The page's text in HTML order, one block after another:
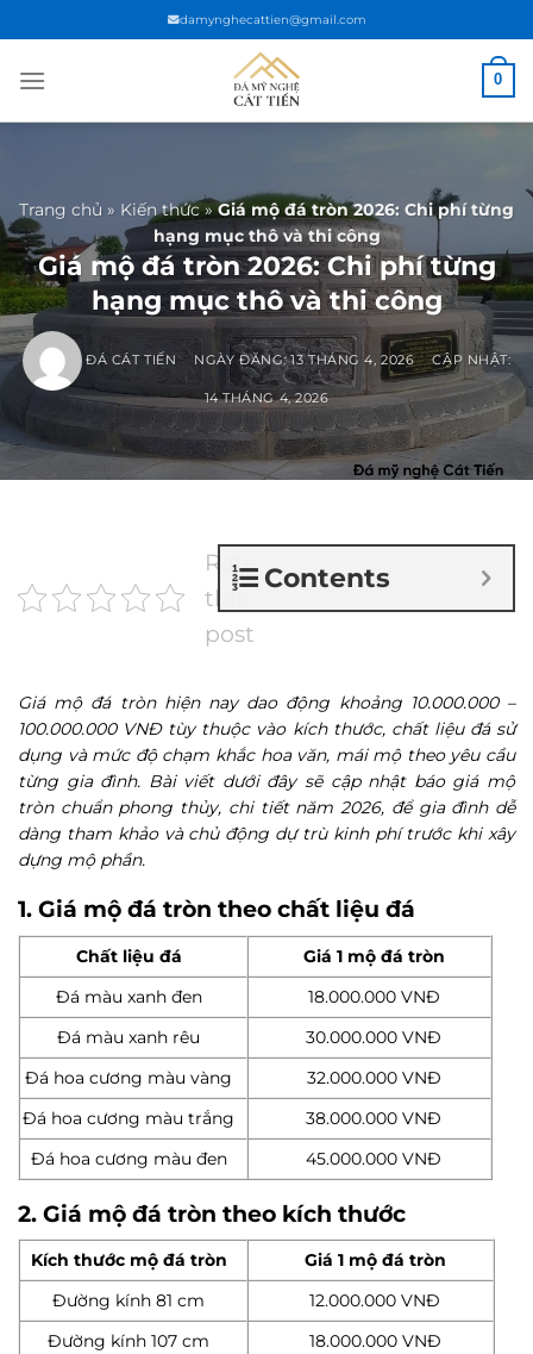
đến
nội
damynghecattien@gmail.com
0
Trang chủ » Kiến thức»Giá mộ đá tròn 2026: Chi phí từng
hạng mục thô và thi công
Giá mộ đá tròn 2026: Chi phí từng
hạng mục thô và thi công
ĐÁ CÁT TIẾN NGÀY ĐĂNG:13 THÁNG 4, 2026 CẬP NHẬT:
14 THÁNG 4, 2026
Contents
Rate
this
post
Giá mộ đá tròn hiện nay dao động khoảng 10.000.000 –
100.000.000 VNĐ tùy thuộc vào kích thước, chất liệu đá sử
dụng và mức độ chạm khắc hoa văn, mái mộ theo yêu cầu
từng gia đình. Bài viết dưới đây sẽ cập nhật báo giá mộ
tròn chuẩn phong thủy, chi tiết năm 2026, để gia đình dễ
dàng tham khảo và chủ động dự trù kinh phí trước khi xây
dựng mộ phần.
1. Giá mộ đá tròn theo chất liệu đá
Chất liệu đá
Giá 1 mộ đá tròn
Đá màu xanh đen
18.000.000 VNĐ
Đá màu xanh rêu
30.000.000 VNĐ
Đá hoa cương màu vàng
32.000.000 VNĐ
Đá hoa cương màu trắng
38.000.000 VNĐ
Đá hoa cương màu đen
45.000.000 VNĐ
2. Giá mộ đá tròn theo kích thước
Kích thước mộ đá tròn
Giá 1 mộ đá tròn
Đường kính 81 cm
12.000.000 VNĐ
Đường kính 107 cm
18.000.000 VNĐ